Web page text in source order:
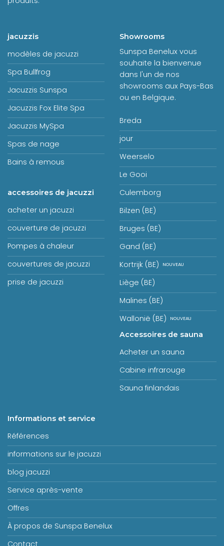
jacuzzis
modèles de jacuzzi
Spa Bullfrog
Jacuzzis Sunspa
Jacuzzis Fox Elite Spa
Jacuzzis MySpa
Spas de nage
Bains à remous
accessoires de jacuzzi
acheter un jacuzzi
couverture de jacuzzi
Pompes à chaleur
couvertures de jacuzzi
prise de jacuzzi
Showrooms
Sunspa Benelux vous
souhaite la bienvenue
dans l'un de nos
showrooms aux Pays-Bas
ou en Belgique.
Breda
jour
Weerselo
Le Gooi
Culemborg
Bilzen (BE)
Bruges (BE)
Gand (BE)
Kortrijk (BE)
Liège (BE)
Malines (BE)
Wallonië (BE)
Accessoires de sauna
Acheter un sauna
Cabine infrarouge
Sauna finlandais
Informations et service
Références
informations sur le jacuzzi
blog jacuzzi
Service après-vente
Offres
À propos de Sunspa Benelux
Contact